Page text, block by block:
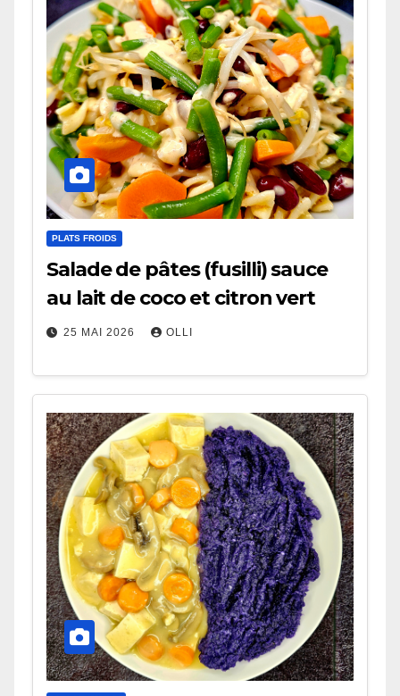
PLATS FROIDS
Salade de pâtes (fusilli) sauce
au lait de coco et citron vert
25 MAI 2026 OLLI